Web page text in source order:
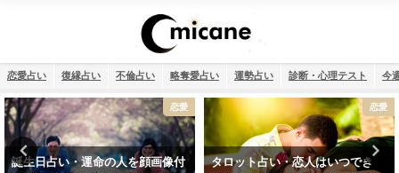
恋愛占い 復縁占い 不倫占い 略奪愛占い 運勢占い 診断・心理テスト 今
恋愛
タロット占い・恋人はいつでき
恋愛
タロット占い・彼氏の浮気が心